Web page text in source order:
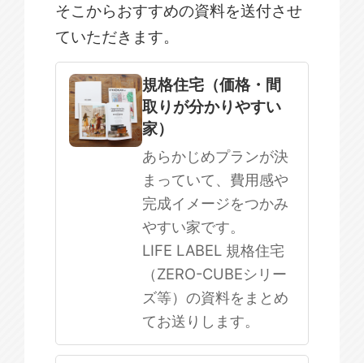
そこからおすすめの資料を送付させ
ていただきます。
規格住宅
注文住宅
SOWOOD
まだ何も決まっていない
規格住宅（価格・間
取りが分かりやすい
家）
あらかじめプランが決
まっていて、費用感や
完成イメージをつかみ
やすい家です。
LIFE LABEL 規格住宅
（ZERO-CUBEシリー
ズ等）の資料をまとめ
てお送りします。